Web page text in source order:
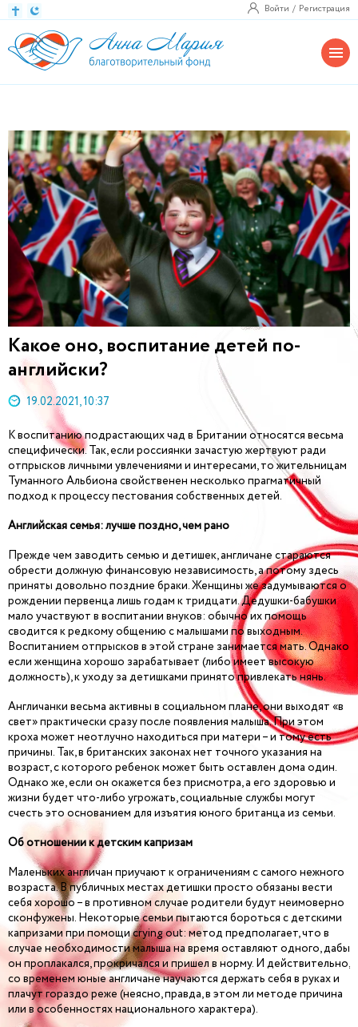
Войти Регистрация
Какое оно, воспитание детей по-
английски?
19.02.2021, 10:37
К воспитанию подрастающих чад в Британии относятся весьма
специфически. Так, если россиянки зачастую жертвуют ради
отпрысков личными увлечениями и интересами, то жительницам
Туманного Альбиона свойственен несколько прагматичный
подход к процессу пестования собственных детей.
Английская семья: лучше поздно, чем рано
Прежде чем заводить семью и детишек, англичане стараются
обрести должную финансовую независимость, а потому здесь
приняты довольно поздние браки. Женщины же задумываются о
рождении первенца лишь годам к тридцати. Дедушки-бабушки
мало участвуют в воспитании внуков: обычно их помощь
сводится к редкому общению с малышами по выходным.
Воспитанием отпрысков в этой стране занимается мать. Однако
если женщина хорошо зарабатывает (либо имеет высокую
должность), к уходу за детишками принято привлекать нянь.
Англичанки весьма активны в социальном плане, они выходят «в
свет» практически сразу после появления малыша. При этом
кроха может неотлучно находиться при матери – и тому есть
причины. Так, в британских законах нет точного указания на
возраст, с которого ребенок может быть оставлен дома один.
Однако же, если он окажется без присмотра, а его здоровью и
жизни будет что-либо угрожать, социальные службы могут
счесть это основанием для изъятия юного британца из семьи.
Об отношении к детским капризам
Маленьких англичан приучают к ограничениям с самого нежного
возраста. В публичных местах детишки просто обязаны вести
себя хорошо – в противном случае родители будут неимоверно
сконфужены. Некоторые семьи пытаются бороться с детскими
капризами при помощи crying out: метод предполагает, что в
случае необходимости малыша на время оставляют одного, дабы
он проплакался, прокричался и пришел в норму. И действительно,
со временем юные англичане научаются держать себя в руках и
плачут гораздо реже (неясно, правда, в этом ли методе причина
или в особенностях национального характера).